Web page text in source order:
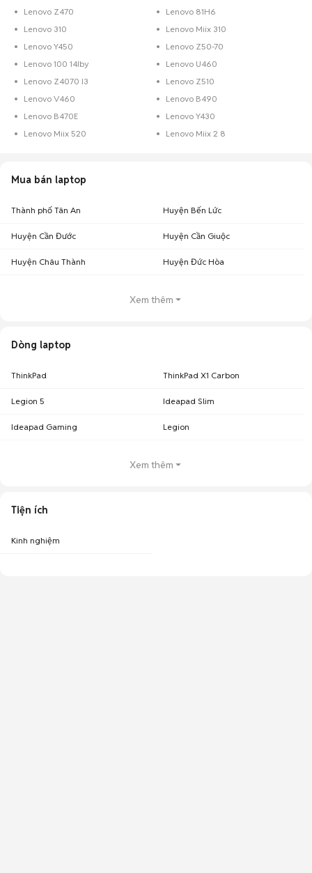
Lenovo Z470
Lenovo 81H6
Lenovo 310
Lenovo Miix 310
Lenovo Y450
Lenovo Z50-70
Lenovo 100 14Iby
Lenovo U460
Lenovo Z4070 I3
Lenovo Z510
Lenovo V460
Lenovo B490
Lenovo B470E
Lenovo Y430
Lenovo Miix 520
Lenovo Miix 2 8
Mua bán laptop
Thành phố Tân An Huyện Bến Lức
Huyện Cần Đước Huyện Cần Giuộc
Huyện Châu Thành Huyện Đức Hòa
Xem thêm
Dòng laptop
ThinkPad ThinkPad X1 Carbon
Legion 5 Ideapad Slim
Ideapad Gaming Legion
Xem thêm
Tiện ích
Kinh nghiệm